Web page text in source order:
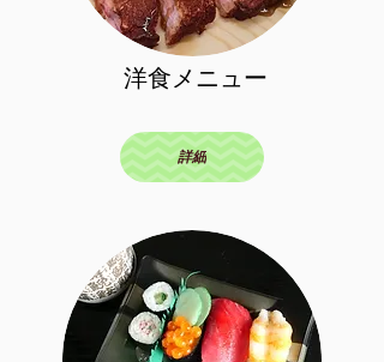
​洋食メニュー
詳細